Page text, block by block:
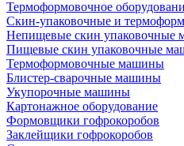
Термоформовочное
Скин-упаковочные и
Непищевые скин упаковочные
Пищевые скин упаковочные
Термоформовочные машины
Блистер-сварочные машины
Укупорочные машины
Картонажное оборудование
Формовщики гофрокоробов
Заклейщики гофрокоробов